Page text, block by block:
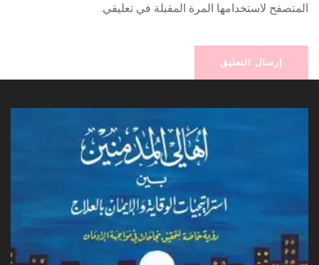
المتصفح لاستخدامها المرة المقبلة في تعليقي.